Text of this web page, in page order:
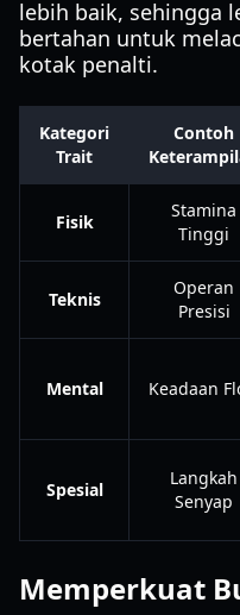
lebih baik, sehingga
bertahan untuk
kotak penalti.
Kategori
Trait
Contoh
Fisik
Stamina
Tinggi
Teknis
Operan
Presisi
Mental Keadaan
Spesial
Langkah
Senyap
Memperkuat